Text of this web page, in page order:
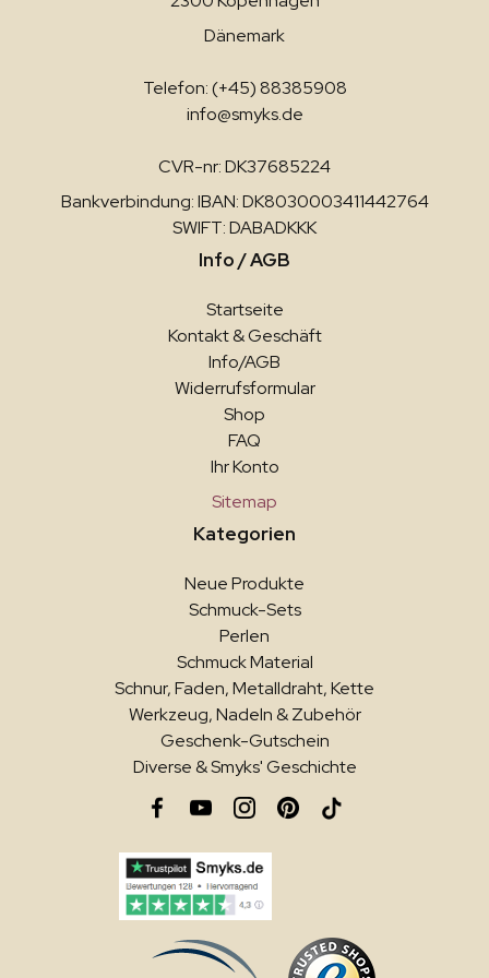
Dänemark
Telefon: (+45) 88385908
info@smyks.de
CVR-nr: DK37685224
Bankverbindung: IBAN: DK8030003411442764
SWIFT: DABADKKK
Info / AGB
Startseite
Kontakt & Geschäft
Info/AGB
Widerrufsformular
Shop
FAQ
Ihr Konto
Sitemap
Kategorien
Neue Produkte
Schmuck-Sets
Perlen
Schmuck Material
Schnur, Faden, Metalldraht, Kette
Werkzeug, Nadeln & Zubehör
Geschenk-Gutschein
Diverse & Smyks' Geschichte